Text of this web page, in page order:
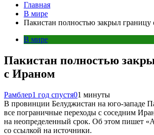
Главная
В мире
Пакистан полностью закрыл
В мире
Пакистан полностью
с Ираном
Рамблер1 год спустя01 минуты
В провинции Белуджистан на юго-западе
все пограничные переходы с соседним
на неопределенный срок. Об этом пишет
со ссылкой на источники.